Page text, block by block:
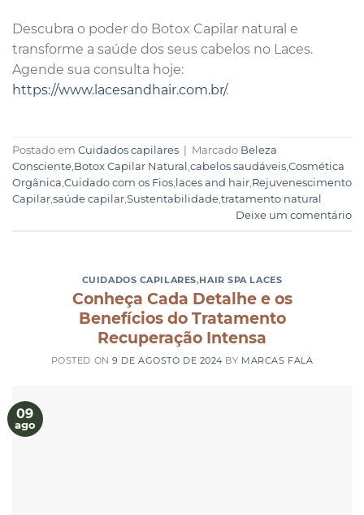
Descubra o poder do Botox Capilar natural e
transforme a saúde dos seus cabelos no Laces.
Agende sua consulta hoje:
https://www.lacesandhair.com.br/.
Postado em Cuidados capilares Marcado Beleza
Consciente,Botox Capilar Natural ,cabelos saudáveis,Cosmética
Orgânica,Cuidado com os Fios, laces and hair,Rejuvenescimento
Capilar,saúde capilar,Sustentabilidade,tratamento natural
Deixe um comentário
CUIDADOS CAPILARES,HAIR SPA LACES
Conheça Cada Detalhe e os
Benefícios do Tratamento
Recuperação Intensa
POSTED ON9 DE AGOSTO DE 2024 BY MARCAS FALA
09
ago